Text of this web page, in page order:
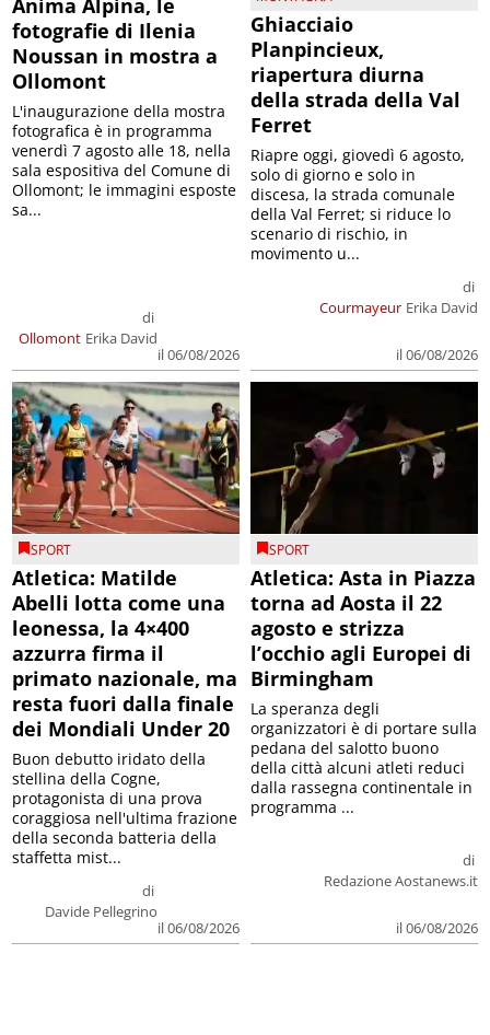
Anima Alpina, le
fotografie di Ilenia
Noussan in mostra a
Ollomont
Ollomont
di
Erika David
il 06/08/2026
L'inaugurazione della mostra
fotografica è in programma
venerdì 7 agosto alle 18, nella
sala espositiva del Comune di
Ollomont; le immagini esposte
sa...
Ghiacciaio
Planpincieux,
riapertura diurna
della strada della Val
Ferret
Courmayeur
di
Erika David
il 06/08/2026
Riapre oggi, giovedì 6 agosto,
solo di giorno e solo in
discesa, la strada comunale
della Val Ferret; si riduce lo
scenario di rischio, in
movimento u...
SPORT
Atletica: Matilde
Abelli lotta come una
leonessa, la 4×400
azzurra firma il
primato nazionale, ma
resta fuori dalla finale
dei Mondiali Under 20
di
Davide Pellegrino
il 06/08/2026
Buon debutto iridato della
stellina della Cogne,
protagonista di una prova
coraggiosa nell'ultima frazione
della seconda batteria della
staffetta mist...
SPORT
Atletica: Asta in Piazza
torna ad Aosta il 22
agosto e strizza
l’occhio agli Europei di
Birmingham
di
Redazione Aostanews.it
il 06/08/2026
La speranza degli
organizzatori è di portare sulla
pedana del salotto buono
della città alcuni atleti reduci
dalla rassegna continentale in
programma ...